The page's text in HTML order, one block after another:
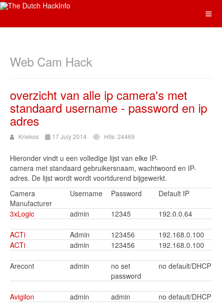
Web Cam Hack
overzicht van alle ip camera's met
standaard username - password en ip
adres
Kriekos 17 July 2014 Hits: 24469
Hieronder vindt u een volledige lijst van elke IP-
camera met standaard gebruikersnaam, wachtwoord en IP-
adres. De lijst wordt wordt voortdurend bijgewerkt.
Camera
Manufacturer
Username Password Default IP
3xLogic admin 12345 192.0.0.64
ACTi Admin 123456
192.168.0.100
ACTi
admin 123456 192.168.0.100
Arecont admin
no set
password
no default/DHCP
Avigilon admin admin no default/DHCP